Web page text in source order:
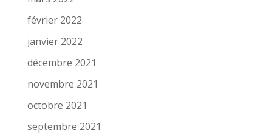
février 2022
janvier 2022
décembre 2021
novembre 2021
octobre 2021
septembre 2021